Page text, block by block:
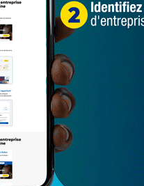
les troupes
le cadre d’une mission
d’un vœu de
chez les Amazones
leur attrait aux
pas toujours
fortement lié à la
propre vie. Pour cela,
décapités.